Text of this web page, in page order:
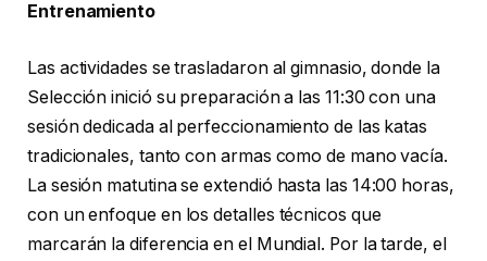
Entrenamiento
Las actividades se trasladaron al gimnasio, donde la
Selección inició su preparación a las 11:30 con una
sesión dedicada al perfeccionamiento de las katas
tradicionales, tanto con armas como de mano vacía.
La sesión matutina se extendió hasta las 14:00 horas,
con un enfoque en los detalles técnicos que
marcarán la diferencia en el Mundial. Por la tarde, el